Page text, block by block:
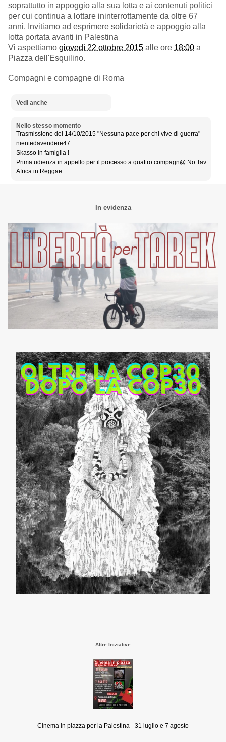
soprattutto in appoggio alla sua lotta e ai contenuti politici
per cui continua a lottare ininterrottamente da oltre 67
anni. Invitiamo ad esprimere solidarietà e appoggio alla
lotta portata avanti in Palestina
Vi aspettiamo giovedì 22 ottobre 2015 alle ore 18:00 a
Piazza dell'Esquilino.
Compagni e compagne di Roma
Vedi anche
Nello stesso momento
Trasmissione del 14/10/2015 "Nessuna pace per chi vive di guerra"
nientedavendere47
Skasso in famiglia !
Prima udienza in appello per il processo a quattro compagn@ No Tav
Africa in Reggae
In evidenza
Altre Iniziative
Cinema in piazza per la Palestina - 31 luglio e 7 agosto